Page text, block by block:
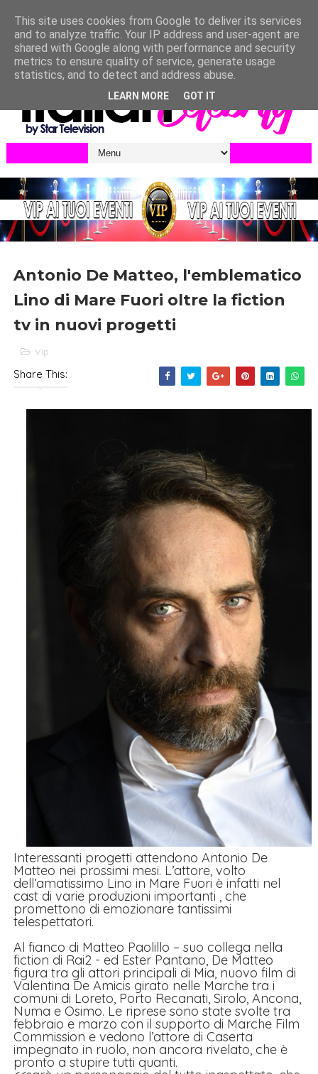
Antonio De Matteo, l'emblematico
Lino di Mare Fuori oltre la fiction
tv in nuovi progetti
Vip
Share This:
Interessanti progetti attendono Antonio De
Matteo nei prossimi mesi. L’attore, volto
dell’amatissimo Lino in Mare Fuori è infatti nel
cast di varie produzioni importanti , che
promettono di emozionare tantissimi
telespettatori.
Al fianco di Matteo Paolillo – suo collega nella
fiction di Rai2 - ed Ester Pantano, De Matteo
figura tra gli attori principali di Mia, nuovo film di
Valentina De Amicis girato nelle Marche tra i
comuni di Loreto, Porto Recanati, Sirolo, Ancona,
Numa e Osimo. Le riprese sono state svolte tra
febbraio e marzo con il supporto di Marche Film
Commission e vedono l’attore di Caserta
impegnato in ruolo, non ancora rivelato, che è
pronto a stupire tutti quanti.
This site uses cookies from Google to deliver its services
and to analyze traffic. Your IP address and user-agent are
shared with Google along with performance and security
metrics to ensure quality of service, generate usage
statistics, and to detect and address abuse.
LEARN MORE GOT IT